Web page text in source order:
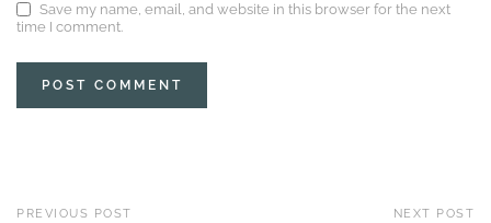
Save my name, email, and website in this browser for the next
time I comment.
PREVIOUS POST NEXT POST